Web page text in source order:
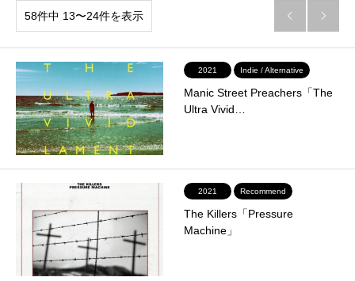
58件中 13〜24件を表示  
2021 Indie / Alternative
Manic Street Preachers「The
Ultra Vivid…
2021 Recommend
The Killers「Pressure
Machine」